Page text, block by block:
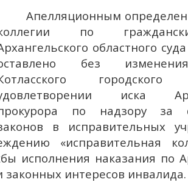
Апелляционным
по
областного
без
иска
по надзору за
в исправительных
«исправительная
исполнения наказания по
законных интересов инвалида.